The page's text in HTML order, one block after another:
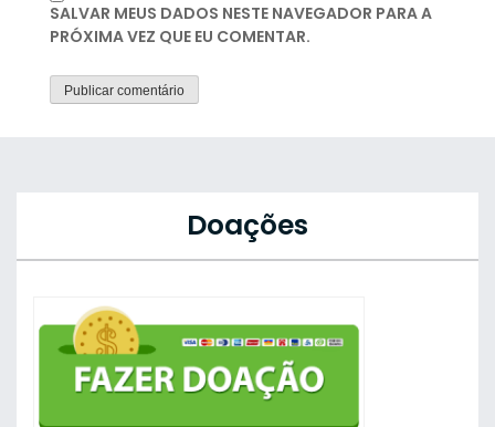
SALVAR MEUS DADOS NESTE NAVEGADOR PARA A
PRÓXIMA VEZ QUE EU COMENTAR.
Doações